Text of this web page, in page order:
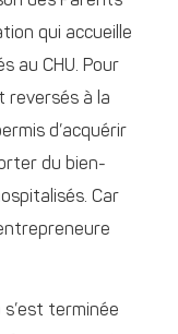
qui accueille
au CHU. Pour
reversés à la
d’acquérir
du bien-
Car
terminée